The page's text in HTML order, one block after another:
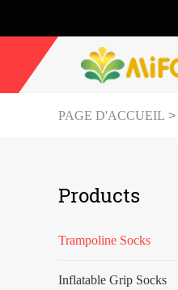
PAGE D'ACCUEIL >
Products
Trampoline Socks
Inflatable Grip Socks